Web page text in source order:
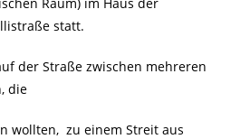
statt.
der Straße zwischen mehreren
die
wollten, zu einem Streit aus